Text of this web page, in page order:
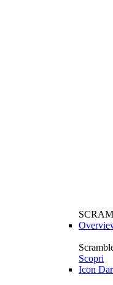
Scopri
Icon